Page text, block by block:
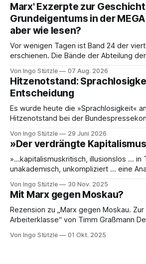
Marx' Exzerpte zur
Grundeigentums in der
aber wie lesen?
Vor wenigen Tagen ist Band 24 der
erschienen. Die Bände der Abteilung
und Marginalien umfassen, werden seit
online publiziert, ebenso die Briefe
einerseits grandios, denn die
Von Ingo Stützle 07 Aug. 2026
Hitzenotstand:
Entscheidung
Es wurde heute die »Sprachlosigkeit«
Hitzenotstand bei der
DLF. In den 1960er-Jahren entwickelten
das Konzept der »Nicht-
wie in einer Gesellschaft und ihrer
Sachverhalte verhandelt werden, die
Von Ingo Stützle 29 Juni 2026
»Der verdrängte
»…kapitalismuskritisch, illusionslos … in
unakademisch, unkompliziert … eine
Besprechung von Sebastian Klauke in
kuratierten und herausgegebenen Buch
Kapitalismus«, der gerade bei Dietz
Danke an den großartigen Andreas
Von Ingo Stützle 30 Nov. 2025
Mit Marx gegen Moskau?
Rezension zu „Marx gegen Moskau.
Arbeiterklasse“ von Timm Graßmann Der russische
und spätestens seit dem 24. Februar
Von Ingo Stützle 01 Okt. 2025